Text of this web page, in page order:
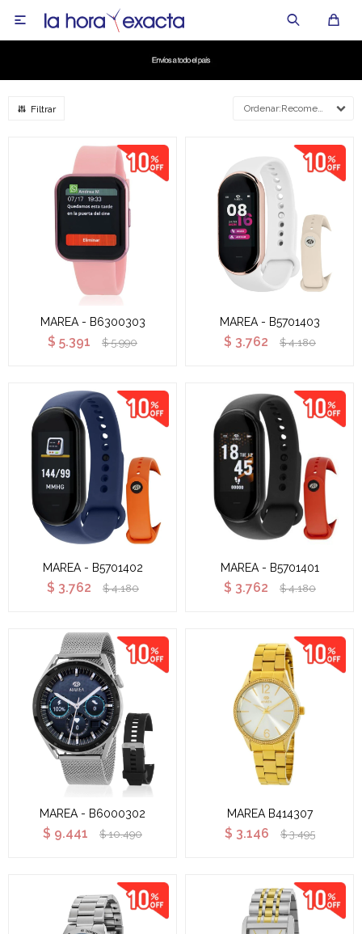

Recomendados
MAREA - B6300303
$ 5.391 $ 5.990
MAREA - B5701403
$ 3.762 $ 4.180
MAREA - B5701402
$ 3.762 $ 4.180
MAREA - B5701401
$ 3.762 $ 4.180
MAREA - B6000302
$ 9.441 $ 10.490
MAREA B414307
$ 3.146 $ 3.495